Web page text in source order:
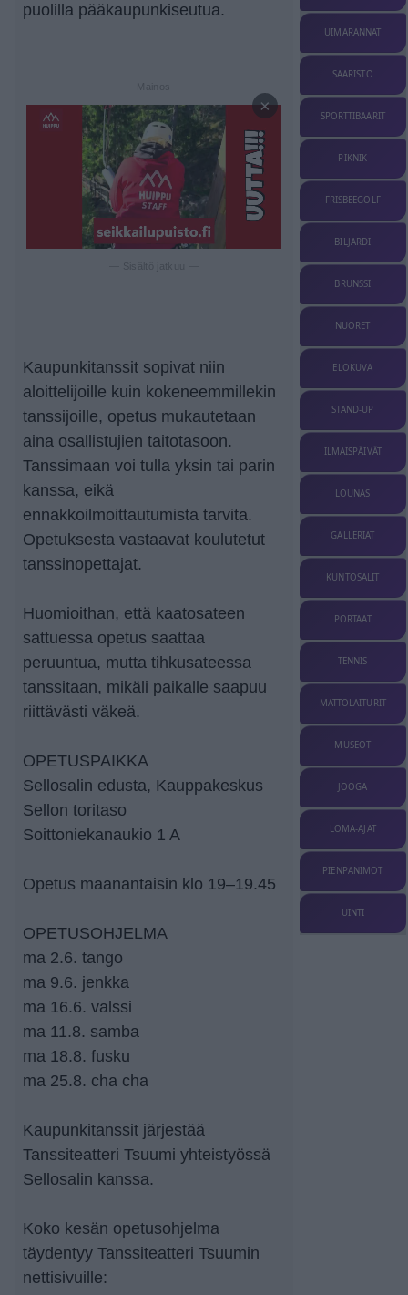
puolilla pääkaupunkiseutua.
×
Kaupunkitanssit sopivat niin
aloittelijoille kuin kokeneemmillekin
tanssijoille, opetus mukautetaan
aina osallistujien taitotasoon.
Tanssimaan voi tulla yksin tai parin
kanssa, eikä
ennakkoilmoittautumista tarvita.
Opetuksesta vastaavat koulutetut
tanssinopettajat.
Huomioithan, että kaatosateen
sattuessa opetus saattaa
peruuntua, mutta tihkusateessa
tanssitaan, mikäli paikalle saapuu
riittävästi väkeä.
OPETUSPAIKKA
Sellosalin edusta, Kauppakeskus
Sellon toritaso
Soittoniekanaukio 1 A
Opetus maanantaisin klo 19–19.45
OPETUSOHJELMA
ma 2.6. tango
ma 9.6. jenkka
ma 16.6. valssi
ma 11.8. samba
ma 18.8. fusku
ma 25.8. cha cha
Kaupunkitanssit järjestää
Tanssiteatteri Tsuumi yhteistyössä
Sellosalin kanssa.
Koko kesän opetusohjelma
täydentyy Tanssiteatteri Tsuumin
nettisivuille:
UIMARANNAT
SAARISTO
SPORTTIBAARIT
PIKNIK
FRISBEEGOLF
BILJARDI
BRUNSSI
NUORET
ELOKUVA
STAND-UP
ILMAISPÄIVÄT
LOUNAS
GALLERIAT
KUNTOSALIT
PORTAAT
TENNIS
MATTOLAITURIT
MUSEOT
JOOGA
LOMA-AJAT
PIENPANIMOT
UINTI